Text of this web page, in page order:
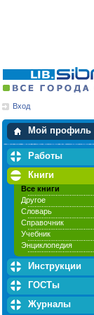
Вход
Мой профиль
Мои закладки
Работы
Книги
Все книги
Другое
Словарь
Справочник
Учебник
Энциклопедия
Инструкции
ГОСТы
Журналы